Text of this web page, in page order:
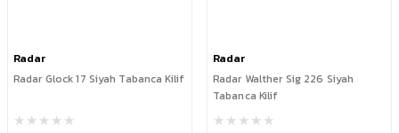
Radar
Radar Glock 17 Siyah Tabanca Kilif
Radar
Radar Walther Sig 226 Siyah
Tabanca Kilif